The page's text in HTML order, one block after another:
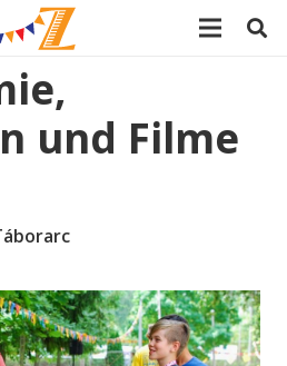
und Filme
modal-check